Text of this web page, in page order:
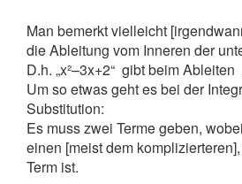
Man bemerkt vielleicht
die Ableitung vom Inneren der
D.h. „x²–3x+2“ gibt beim Ableiten
Um so etwas geht es bei der
Substitution:
Es muss zwei Terme geben,
einen [meist dem
Term ist.